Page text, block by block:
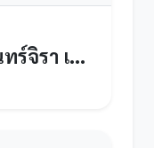
นางสาวจันทร์จิรา เอี่ยมศรี